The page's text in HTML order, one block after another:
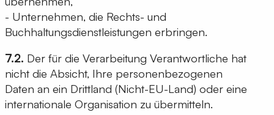
- Unternehmen, die Rechts- und
Buchhaltungsdienstleistungen erbringen.
7.2. Der für die Verarbeitung Verantwortliche hat
nicht die Absicht, Ihre personenbezogenen
Daten an ein Drittland (Nicht-EU-Land) oder eine
internationale Organisation zu übermitteln.